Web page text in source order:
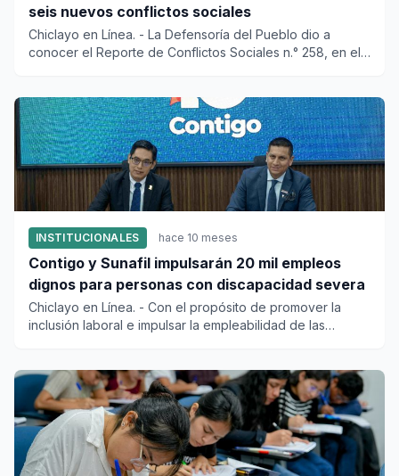
seis nuevos conflictos sociales
Chiclayo en Línea. - La Defensoría del Pueblo dio a
conocer el Reporte de Conflictos Sociales n.° 258, en el
INSTITUCIONALES hace 10 meses
Contigo y Sunafil impulsarán 20 mil empleos
dignos para personas con discapacidad severa
Chiclayo en Línea. - Con el propósito de promover la
inclusión laboral e impulsar la empleabilidad de las